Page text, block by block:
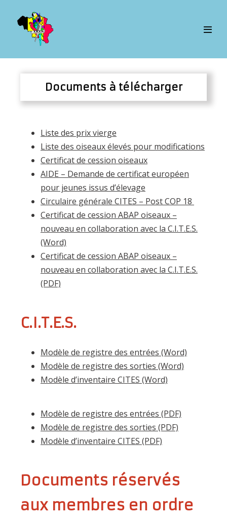
Documents à télécharger
Liste des prix vierge
Liste des oiseaux élevés pour modifications
Certificat de cession oiseaux
AIDE – Demande de certificat européen
pour jeunes issus d’élevage
Circulaire générale CITES – Post COP 18
Certificat de cession ABAP oiseaux –
nouveau en collaboration avec la C.I.T.E.S.
(Word)
Certificat de cession ABAP oiseaux –
nouveau en collaboration avec la C.I.T.E.S.
(PDF)
C.I.T.E.S.
Modèle de registre des entrées (Word)
Modèle de registre des sorties (Word)
Modèle d’inventaire CITES (Word)
Modèle de registre des entrées (PDF)
Modèle de registre des sorties (PDF)
Modèle d’inventaire CITES (PDF)
Documents réservés
aux membres en ordre